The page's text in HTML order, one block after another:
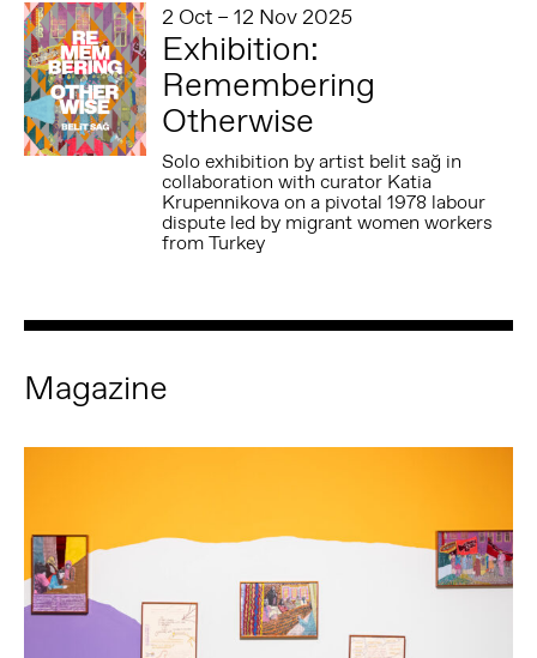
2 Oct – 12 Nov 2025
Exhibition:
Remembering
Otherwise
Solo exhibition by artist belit sağ in
collaboration with curator Katia
Krupennikova on a pivotal 1978 labour
dispute led by migrant women workers
from Turkey
Magazine